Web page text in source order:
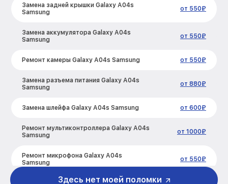
Замена задней крышки Galaxy A04s
Samsung
от 550₽
Замена аккумулятора Galaxy A04s
Samsung
от 550₽
Ремонт камеры Galaxy A04s Samsung от 550₽
Замена разъема питания Galaxy A04s
Samsung
от 880₽
Замена шлейфа Galaxy A04s Samsung от 600₽
Ремонт мультиконтроллера Galaxy A04s
Samsung
от 1000₽
Ремонт микрофона Galaxy A04s
Samsung
от 550₽
Здесь нет моей поломки